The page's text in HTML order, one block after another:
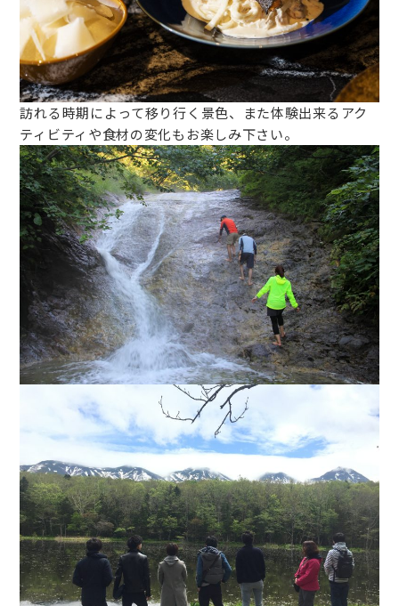
訪れる時期によって移り行く景色、また体験出来るアク
ティビティや食材の変化もお楽しみ下さい。